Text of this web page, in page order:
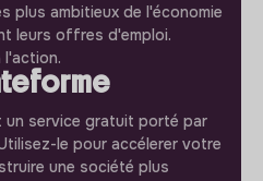
plus ambitieux de l'économie
leurs offres d'emploi.
l'action.
un service gratuit porté par
le pour accélerer votre
une société plus